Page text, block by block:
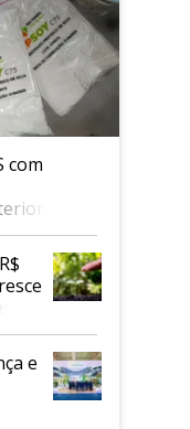
com
e